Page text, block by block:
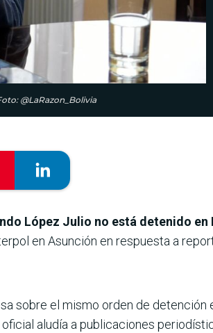
@LaRazon_Bolivia
López Julio no está detenido en
en Asunción en respuesta a
sobre el mismo orden de detención
aludía a publicaciones